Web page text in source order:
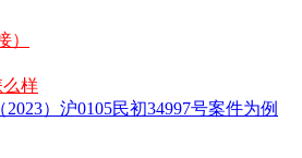
）
样
）沪0105民初34997号案件为例